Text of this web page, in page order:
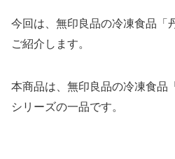
今回は、無印良品の冷凍食品「
ご紹介します。
本商品は、無印良品の冷凍食品
シリーズの一品です。